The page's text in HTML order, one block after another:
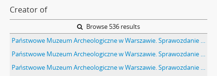
Creator of
Browse 536 results
Państwowe Muzeum Archeologiczne w Warszawie. Sprawozdanie z działalności w roku 1980. Pierwsza strona okładki.
Państwowe Muzeum Archeologiczne w Warszawie. Sprawozdanie z działalności w roku 1980. Maszynopis. Spis terści.
Państwowe Muzeum Archeologiczne w Warszawie. Sprawozdanie z działalności w roku 1980. Mszynopis. Konferencje sympozja posiedzenia.